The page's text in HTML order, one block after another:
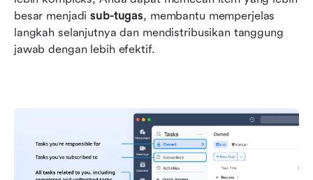
besar menjadi sub-tugas, membantu memperjelas
langkah selanjutnya dan mendistribusikan tanggung
jawab dengan lebih efektif.